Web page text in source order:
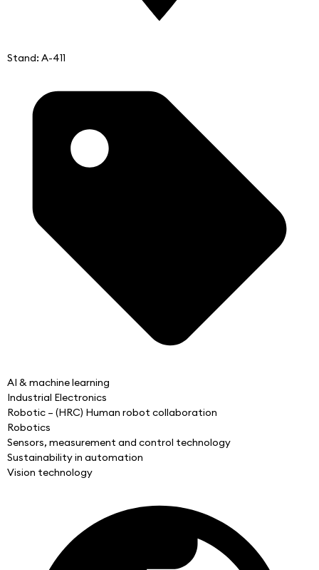
Stand: A-411
AI & machine learning
Industrial Electronics
Robotic – (HRC) Human robot collaboration
Robotics
Sensors, measurement and control technology
Sustainability in automation
Vision technology